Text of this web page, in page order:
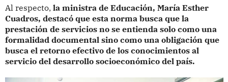
Al respecto, la ministra de Educación, María Esther
Cuadros, destacó que esta norma busca que la
prestación de servicios no se entienda solo como una
formalidad documental sino como una obligación que
busca el retorno efectivo de los conocimientos al
servicio del desarrollo socioeconómico del país.